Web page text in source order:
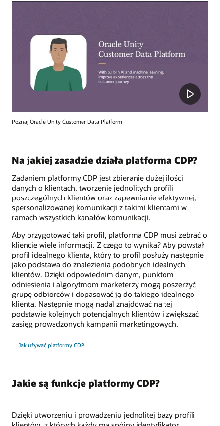
Poznaj Oracle Unity Customer Data Platform
Na jakiej zasadzie działa platforma CDP?
Zadaniem platformy CDP jest zbieranie dużej ilości
danych o klientach, tworzenie jednolitych profili
poszczególnych klientów oraz zapewnianie efektywnej,
spersonalizowanej komunikacji z takimi klientami w
ramach wszystkich kanałów komunikacji.
Aby przygotować taki profil, platforma CDP musi zebrać o
kliencie wiele informacji. Z czego to wynika? Aby powstał
profil idealnego klienta, który to profil posłuży następnie
jako podstawa do znalezienia podobnych idealnych
klientów. Dzięki odpowiednim danym, punktom
odniesienia i algorytmom marketerzy mogą poszerzyć
grupę odbiorców i dopasować ją do takiego idealnego
klienta. Następnie mogą nadal znajdować na tej
podstawie kolejnych potencjalnych klientów i zwiększać
zasięg prowadzonych kampanii marketingowych.
Jak używać platformy CDP
Jakie są funkcje platformy CDP?
Dzięki utworzeniu i prowadzeniu jednolitej bazy profili